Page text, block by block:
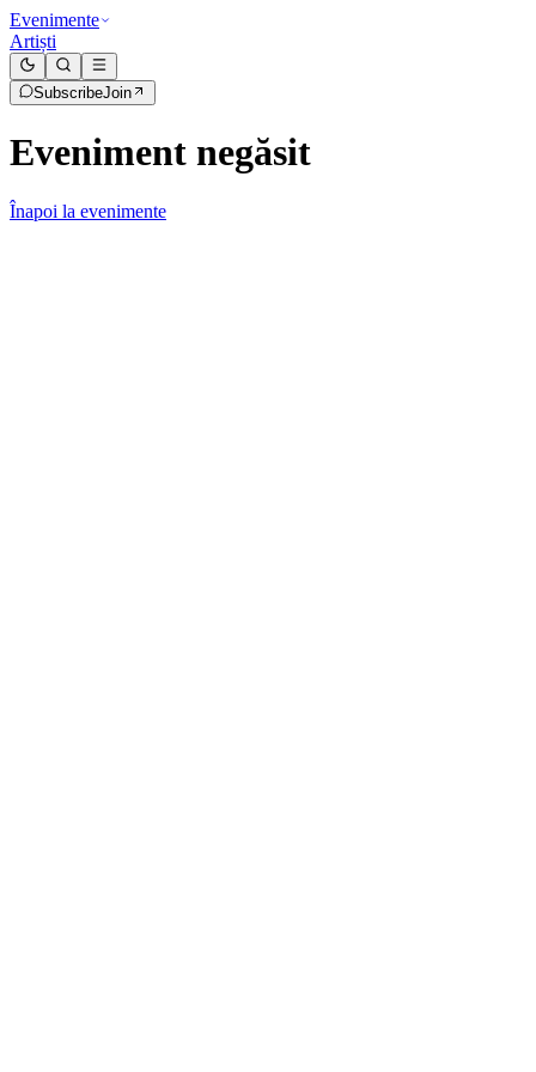
Evenimente
Artiști
SubscribeJoin
Eveniment negăsit
Înapoi la evenimente